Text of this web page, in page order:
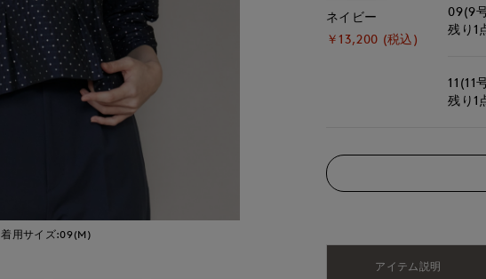
着用サイズ:09(M)
ネイビー
￥13,200 (税込)
09(9
残り1
11(11
残り1
アイテム説明